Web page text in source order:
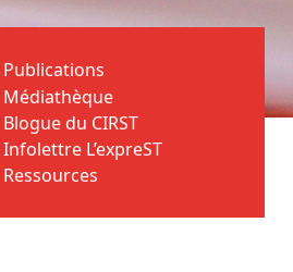
Publications
Médiathèque
Blogue du CIRST
Infolettre L’expreST
Ressources